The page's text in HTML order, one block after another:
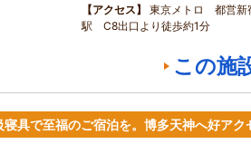
アクセス
東京メトロ 都営
駅 C8出口より徒歩約1分
この施
具で至福のご宿泊を。博多天神へ好アク